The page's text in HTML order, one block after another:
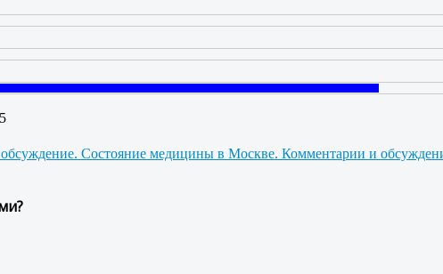
Состояние медицины в Москве. Комментарии и